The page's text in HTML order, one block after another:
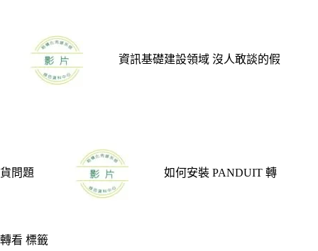
資訊基礎建設領域 沒人敢談的假
貨問題 如何安裝 PANDUIT 轉
轉看 標籤